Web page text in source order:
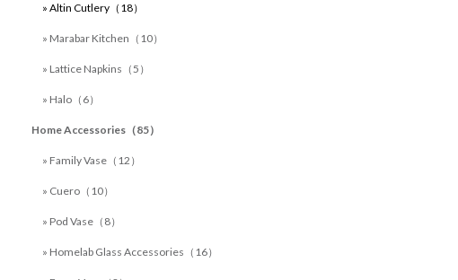
» Altin Cutlery（18）
» Marabar Kitchen（10）
» Lattice Napkins（5）
» Halo（6）
Home Accessories（85）
» Family Vase（12）
» Cuero（10）
» Pod Vase（8）
» Homelab Glass Accessories（16）